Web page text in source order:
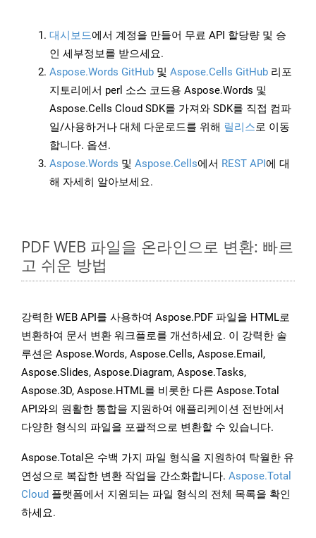
대시보드에서 계정을 만들어 무료 API 할당량 및 승
인 세부정보를 받으세요.
Aspose.Words GitHub 및 Aspose.Cells GitHub 리포
지토리에서 perl 소스 코드용 Aspose.Words 및
Aspose.Cells Cloud SDK를 가져와 SDK를 직접 컴파
일/사용하거나 대체 다운로드를 위해 릴리스로 이동
합니다. 옵션.
Aspose.Words 및 Aspose.Cells에서 REST API에 대
해 자세히 알아보세요.
PDF WEB 파일을 온라인으로 변환: 빠르
고 쉬운 방법
강력한 WEB API를 사용하여 Aspose.PDF 파일을 HTML로
변환하여 문서 변환 워크플로를 개선하세요. 이 강력한 솔
루션은 Aspose.Words, Aspose.Cells, Aspose.Email,
Aspose.Slides, Aspose.Diagram, Aspose.Tasks,
Aspose.3D, Aspose.HTML를 비롯한 다른 Aspose.Total
API와의 원활한 통합을 지원하여 애플리케이션 전반에서
다양한 형식의 파일을 포괄적으로 변환할 수 있습니다.
Aspose.Total은 수백 가지 파일 형식을 지원하여 탁월한 유
연성으로 복잡한 변환 작업을 간소화합니다. Aspose.Total
Cloud 플랫폼에서 지원되는 파일 형식의 전체 목록을 확인
하세요.